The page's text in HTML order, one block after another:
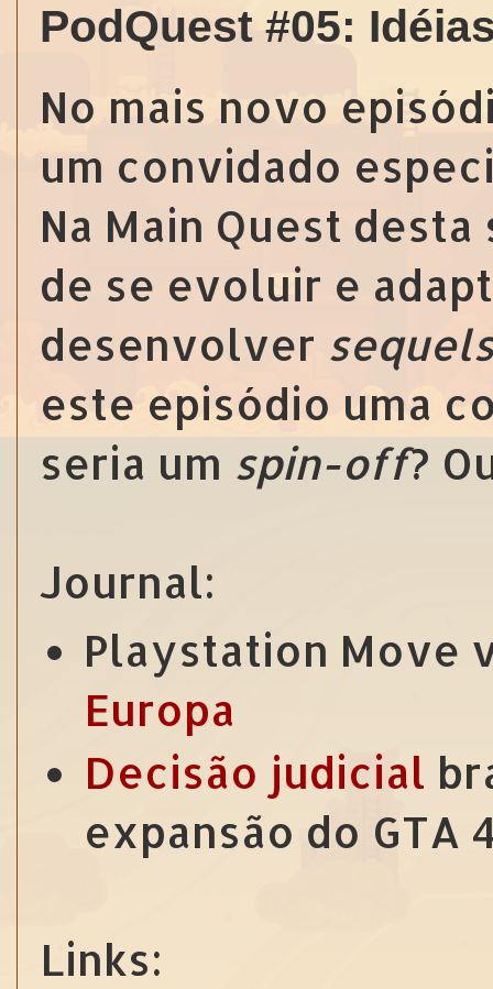
PodQuest #05:
No mais novo
um convidado
Na Main Quest
de se evoluir e
desenvolver sequels
este episódio uma
seria um spin-off?
Journal:
Playstation Move
Europa
Decisão judicial
expansão do GTA
Links: